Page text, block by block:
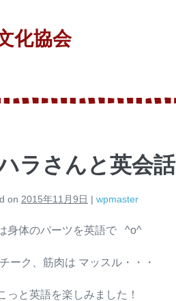
化協会
ラさんと英会話
on 2015年11月9日 | wpmaster
身体のパーツを英語で ^o^
ーク、筋肉は マッスル・・・
っと英語を楽しみました！